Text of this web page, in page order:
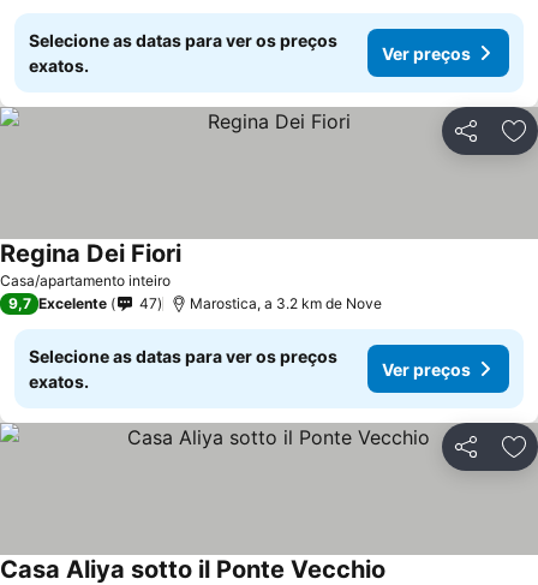
Selecione as datas para ver os preços
exatos.
Ver preços
Partilhar
Casa/apartamento inteiro
Regina Dei Fiori
9,7 Excelente 47 Marostica, a 3.2 km de Nove
Selecione as datas para ver os preços
exatos.
Ver preços
Partilhar
Casa Aliya sotto il Ponte Vecchio